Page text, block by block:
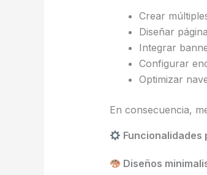
Crear
Diseñar
Integrar
Configurar
Optimizar
En consecuencia,
Funcionalidades
Diseños